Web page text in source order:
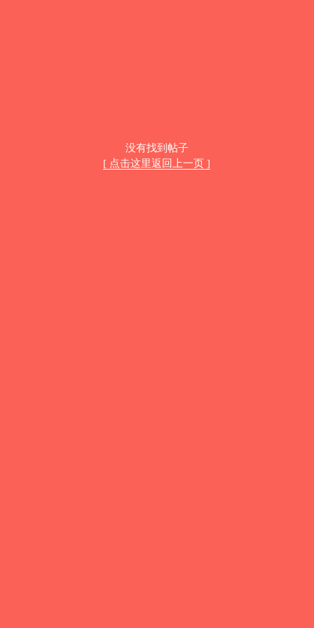
没有找到帖子
[ 点击这里返回上一页 ]